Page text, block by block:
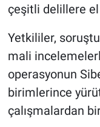
çeşitli delillere
Yetkililer,
mali
operasyonun
birimlerince
çalışmalardan